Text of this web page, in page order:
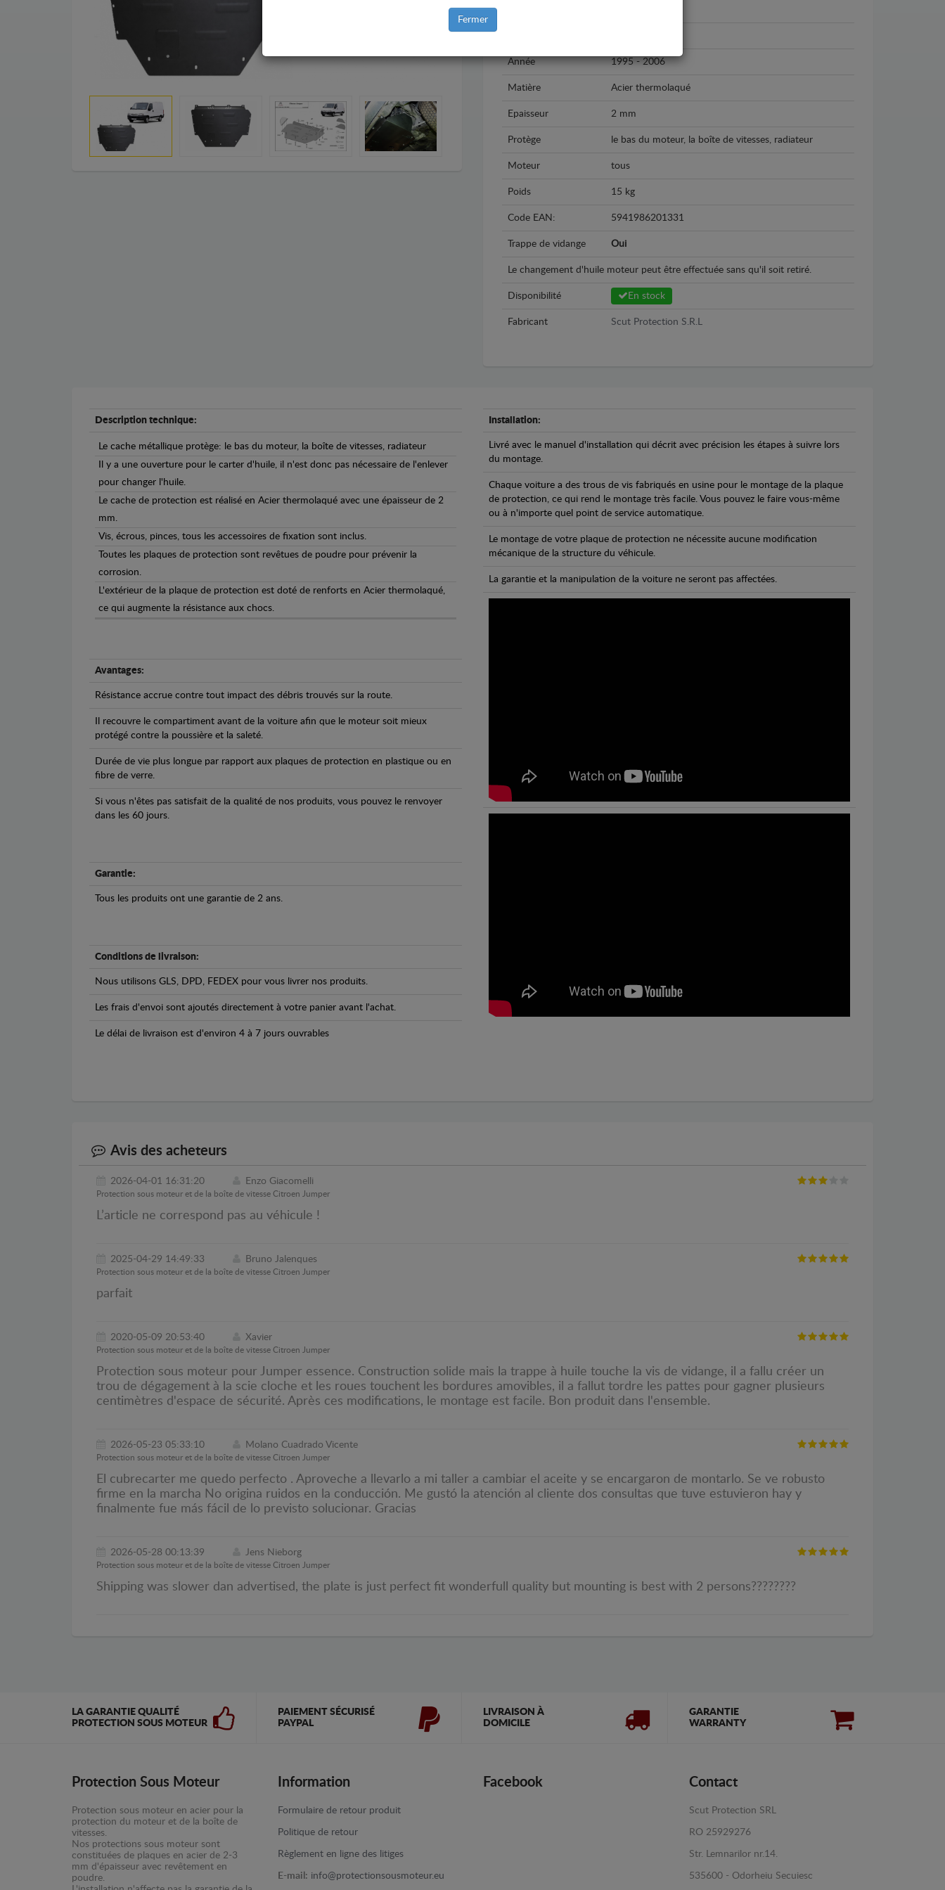
Année 1995 - 2006
Matière Acier thermolaqué
Epaisseur 2 mm
Protège le bas du moteur, la boîte de vitesses, radiateur
Moteur tous
Poids 15 kg
Code EAN: 5941986201331
Trappe de vidange Oui
Le changement d'huile moteur peut être effectuée sans qu'il soit retiré.
Disponibilité En stock
Fabricant Scut Protection S.R.L
Description technique:
Le cache métallique protège: le bas du moteur, la boîte de vitesses, radiateur
Il y a une ouverture pour le carter d'huile, il n'est donc pas nécessaire de l'enlever
pour changer l'huile.
Le cache de protection est réalisé en Acier thermolaqué avec une épaisseur de 2
mm.
Vis, écrous, pinces, tous les accessoires de fixation sont inclus.
Toutes les plaques de protection sont revêtues de poudre pour prévenir la
corrosion.
L'extérieur de la plaque de protection est doté de renforts en Acier thermolaqué,
ce qui augmente la résistance aux chocs.
Avantages:
Résistance accrue contre tout impact des débris trouvés sur la route.
Il recouvre le compartiment avant de la voiture afin que le moteur soit mieux
protégé contre la poussière et la saleté.
Durée de vie plus longue par rapport aux plaques de protection en plastique ou en
fibre de verre.
Si vous n'êtes pas satisfait de la qualité de nos produits, vous pouvez le renvoyer
dans les 60 jours.
Garantie:
Tous les produits ont une garantie de 2 ans.
Conditions de livraison:
Nous utilisons GLS, DPD, FEDEX pour vous livrer nos produits.
Les frais d'envoi sont ajoutés directement à votre panier avant l'achat.
Le délai de livraison est d'environ 4 à 7 jours ouvrables
Installation:
Livré avec le manuel d'installation qui décrit avec précision les étapes à suivre lors
du montage.
Chaque voiture a des trous de vis fabriqués en usine pour le montage de la plaque
de protection, ce qui rend le montage très facile. Vous pouvez le faire vous-même
ou à n'importe quel point de service automatique.
Le montage de votre plaque de protection ne nécessite aucune modification
mécanique de la structure du véhicule.
La garantie et la manipulation de la voiture ne seront pas affectées.
Avis des acheteurs
2026-04-01 16:31:20 Enzo Giacomelli
Protection sous moteur et de la boîte de vitesse Citroen Jumper
L’article ne correspond pas au véhicule !
2025-04-29 14:49:33 Bruno Jalenques
Protection sous moteur et de la boîte de vitesse Citroen Jumper
parfait
2020-05-09 20:53:40 Xavier
Protection sous moteur et de la boîte de vitesse Citroen Jumper
Protection sous moteur pour Jumper essence. Construction solide mais la trappe à huile touche la vis de vidange, il a fallu créer un
trou de dégagement à la scie cloche et les roues touchent les bordures amovibles, il a fallut tordre les pattes pour gagner plusieurs
centimètres d'espace de sécurité. Après ces modifications, le montage est facile. Bon produit dans l'ensemble.
2026-05-23 05:33:10 Molano Cuadrado Vicente
Protection sous moteur et de la boîte de vitesse Citroen Jumper
El cubrecarter me quedo perfecto . Aproveche a llevarlo a mi taller a cambiar el aceite y se encargaron de montarlo. Se ve robusto
firme en la marcha No origina ruidos en la conducción. Me gustó la atención al cliente dos consultas que tuve estuvieron hay y
finalmente fue más fácil de lo previsto solucionar. Gracias
2026-05-28 00:13:39 Jens Nieborg
Protection sous moteur et de la boîte de vitesse Citroen Jumper
Shipping was slower dan advertised, the plate is just perfect fit wonderfull quality but mounting is best with 2 persons????????
LA GARANTIE QUALITÉ
PROTECTION SOUS MOTEUR
PAIEMENT SÉCURISÉ
PAYPAL
LIVRAISON À
DOMICILE
GARANTIE
WARRANTY
Protection Sous Moteur
Protection sous moteur en acier pour la
protection du moteur et de la boîte de
vitesses.
Nos protections sous moteur sont
constituées de plaques en acier de 2-3
mm d'épaisseur avec revêtement en
poudre.
Information
Formulaire de retour produit
Politique de retour
Règlement en ligne des litiges
E-mail: info@protectionsousmoteur.eu
Facebook Contact
Scut Protection SRL
RO 25929276
Str. Lemnarilor nr.14.
535600 - Odorheiu Secuiesc
Fermer